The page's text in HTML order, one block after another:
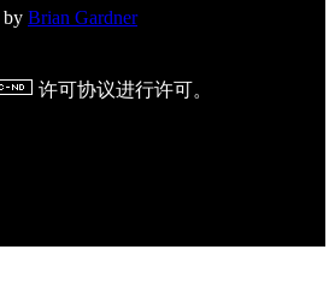
by Brian Gardner
许可协议进行许可。